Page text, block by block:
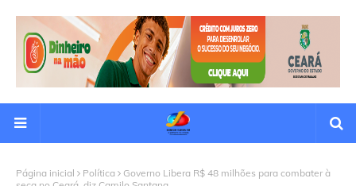
Página inicial Política
Governo Libera R$ 48 milhões para combater à